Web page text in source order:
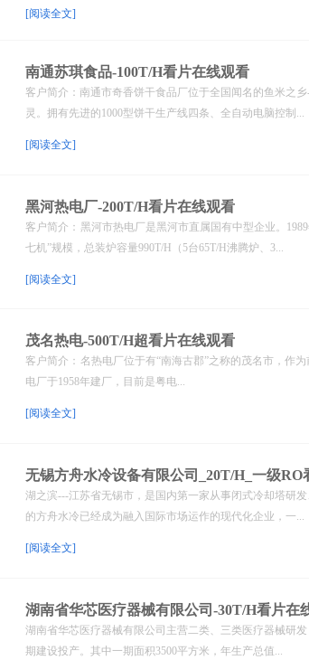
[阅读全文]
南通苏琪食品-100T/H看片在线观看
客户简介：南通市奇香饼干食品厂位于全国闻名的鱼米之
灵。拥有先进的1000型饼干生产线四条、全自动电脑控制...
[阅读全文]
黑河热电厂-200T/H看片在线观看
客户简介： 黑河市热电厂是黑河市直属国有中型企业。
七机”规模，总装炉容量990T/H（5台65T/H沸腾炉、3...
[阅读全文]
茂名热电-500T/H超看片在线观看
客户简介： 名热电厂位于有“南海古郡”之称的茂名市，作
电厂于1958年建厂，目前是粤电...
[阅读全文]
无锡方舟水冷设备有限公司_20T/H_一级RO
湖之滨---江苏省无锡市，是国内第一家从事闭式冷却塔研
的方舟水冷已经成为融入国际市场运作的现代化企业，一...
[阅读全文]
湖南省华芯医疗器械有限公司-30T/H看片在
湖南省华芯医疗器械有限公司主营二类、三类医疗器械研
期建设投产。其中一期面积3500平方米，年生产总值...